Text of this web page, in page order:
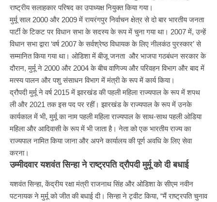
राष्ट्रीय सलाहकार परिषद का उपाध्यक्ष नियुक्त किया गया।
मुर्मू साल 2000 और 2009 में रायरंगपुर निर्वाचन क्षेत्र से दो बार भारतीय जनता
पार्टी के टिकट पर विधान सभा के सदस्य के रूप में चुना गया था। 2007 में, उन्हें
विधान सभा द्वारा ‘वर्ष 2007 के सर्वश्रेष्ठ विधायक के लिए नीलकंठ पुरस्कार’ से
सम्मानित किया गया था। ओडिशा में बीजू जनता और भाजपा गठबंधन सरकार के
दौरान, मुर्मू ने 2000 और 2004 के बीच वाणिज्य और परिवहन विभाग और बाद में
मत्स्य पालन और पशु संसाधन विभाग में मंत्री के रूप में कार्य किया।
द्रौपदी मुर्मू ने वर्ष 2015 में झारखंड की पहली महिला राज्यपाल के रूप में शपथ
ली और 2021 तक इस पद पर रहीं। झारखंड के राज्यपाल के रूप में उनके
कार्यकाल में भी, मुर्मू का नाम पहली महिला राज्यपाल के साथ-साथ पहली ओडिया
महिला और आदिवासी के रूप में भी जाता है। नेता को एक भारतीय राज्य का
राज्यपाल नामित किया जाना और अपने कार्यालय की पूर्ण अवधि के लिए सेवा
करना।
उम्मीदवार यशवंत सिन्हा ने राष्ट्रपति द्रौपदी मुर्मू को दी बधाई
यशवंत सिन्हा, केंद्रीय रक्षा मंत्री राजनाथ सिंह और ओडिशा के सीएम नवीन
पटनायक ने मुर्मू को जीत की बधाई दी। सिन्हा ने ट्वीट किया, “मैं राष्ट्रपति चुनाव